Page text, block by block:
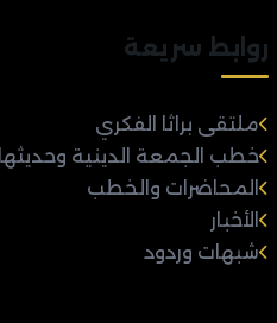
روابط سريعة
ملتقى براثا الفكري
خطب الجمعة الدينية وحديثها
المحاضرات والخطب
الأخبار
شبهات وردود